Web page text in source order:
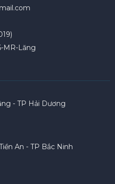
MR-Lăng
- TP Hải Dương
An - TP Bắc Ninh